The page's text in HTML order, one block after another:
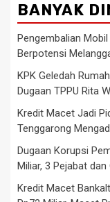
BANYAK
Pengembalian
Berpotensi
KPK Geledah
Dugaan TPPU Rita
Kredit Macet Jadi
Tenggarong
Dugaan Korupsi
Miliar, 3 Pejabat
Kredit Macet